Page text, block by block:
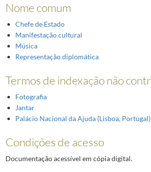
Nome comum
Chefe de Estado
Manifestação cultural
Música
Representação diplomática
Termos de indexação não
Fotografia
Jantar
Palácio Nacional da Ajuda (Lisboa, Portugal)
Condições de acesso
Documentação acessível em cópia digital.